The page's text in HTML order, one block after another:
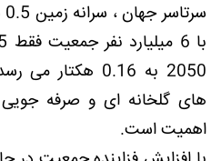
2050 به 0.16
های گلخانه ای و صرفه جویی
اهمیت است.